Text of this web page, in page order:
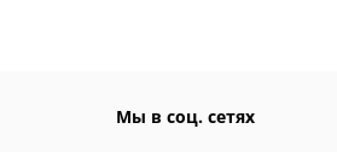
Мы в соц. сетях